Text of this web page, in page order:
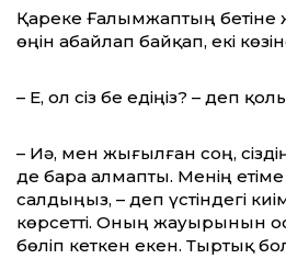
Қареке Ғалымжаптың
өңін абайлап байқап, екі
– Е, ол сіз бе едіңіз? – деп
– Иә, мен жығылған соң,
де бара алмапты. Менің етіме
салдыңыз, – деп үстіндегі
көрсетті. Оның жауы­рынын
бөліп кеткен екен. Тыртық